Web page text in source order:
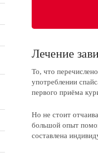
Лечение
То, что
употреблении
первого приёма
Но не стоит
большой опыт
составлена